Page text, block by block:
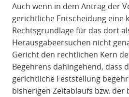
Auch wenn in dem Antrag der
gerichtliche Entscheidung eine
Rechtsgrundlage für das dort
Herausgabeersuchen nicht
Gericht den rechtlichen Kern
Begehrens dahingehend, dass
gerichtliche Feststellung
bisherigen Zeitablaufs bzw. der